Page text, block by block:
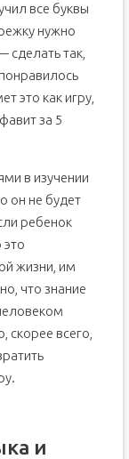
все буквы
нужно
сделать так,
это как игру,
за 5
в изучении
он не будет
ребенок
это
жизни, им
что знание
всего,
и